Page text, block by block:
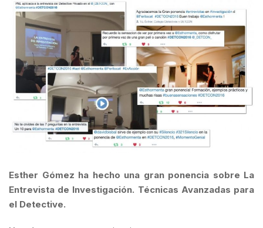
Esther Gómez ha hecho una gran ponencia sobre La
Entrevista de Investigación. Técnicas Avanzadas para
el Detective.